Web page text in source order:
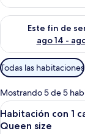
Este fin de
ago 14 -
Consulta la
Filtros
disponibles
para
las
habitaciones
Todas las habitaciones
Mostrando 5 de 5
Abrir
todas
16
Habitación con 1
Queen size